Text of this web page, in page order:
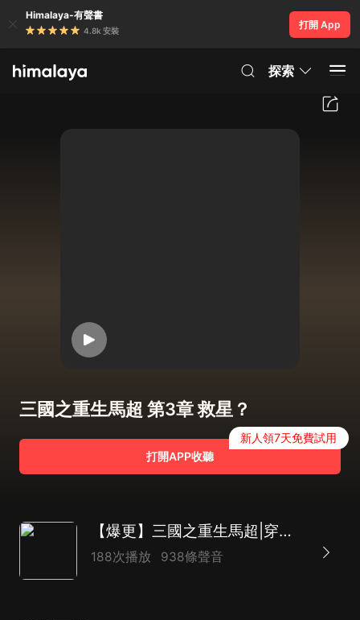
Himalaya-有聲書
4.8k 安裝
打開 App
探索
三國之重生馬超 第3章 救星？
打開APP收聽
新人領7天免費試用
【爆更】三國之重生馬超|穿越三國|狂熱爆更中
188次播放 938條聲音